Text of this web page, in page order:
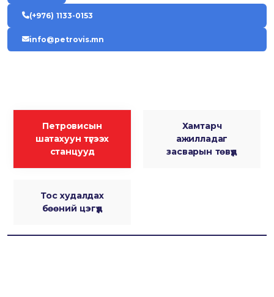
(+976) 1133-0153
info@petrovis.mn
Петровисын
шатахуун түгээх
станцууд
Хамтарч
ажилладаг
засварын төвүүд
Тос худалдах
бөөний цэгүүд